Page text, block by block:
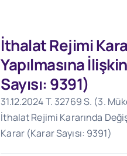
İthalat Rejimi
Yapılmasına
Sayısı: 9391)
31.12.2024 T. 32769 S. (3.
İthalat Rejimi Kararında
Karar (Karar Sayısı: 9391)